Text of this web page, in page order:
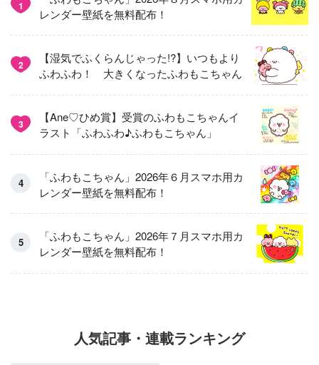
1
レンダー壁紙を無料配布！
2
【湿気でふくらんじゃった!?】いつもより
ふわふわ！ 大きくなったふわもこちゃん
3
【Ane♡ひめ賞】受賞のふわもこちゃんイ
ラスト「ふわふわ♪ふわもこちゃん」
「ふわもこちゃん」2026年６月スマホ用カ
レンダー壁紙を無料配布！
「ふわもこちゃん」2026年７月スマホ用カ
レンダー壁紙を無料配布！
人気記事・連載ランキング